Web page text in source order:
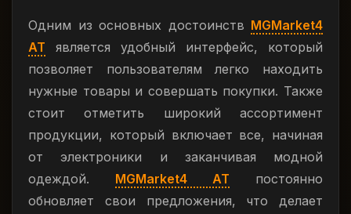
Одним из основных достоинств MGMarket4
AT является удобный интерфейс, который
позволяет пользователям легко находить
нужные товары и совершать покупки. Также
стоит отметить широкий ассортимент
продукции, который включает все, начиная
от электроники и заканчивая модной
одеждой. MGMarket4 AT постоянно
обновляет свои предложения, что делает